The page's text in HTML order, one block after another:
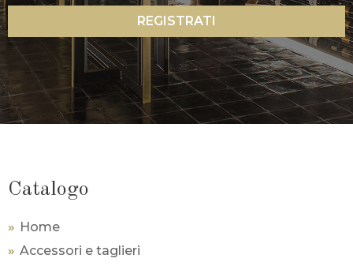
REGISTRATI
Catalogo
Home
Accessori e taglieri